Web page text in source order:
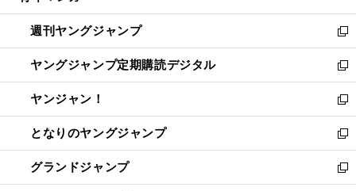
開
く
ウ
で
開
く
ン
ド
ウ
で
開
く
ウ
ィ
ン
ド
ウ
で
開
く
週刊ヤングジャンプ
新
し
い
ウ
ィ
ン
ド
ウ
で
開
ヤングジャンプ定期購読デジタル
新
し
い
ウ
ィ
ン
ド
ウ
ヤンジャン！
新
し
い
ウ
ィ
ン
となりのヤングジャンプ
新
し
い
ウ
グランドジャンプ
新
し